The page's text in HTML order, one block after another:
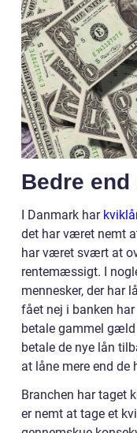
Bedre
I Danmark har
det har været nemt
har været svært at
rentemæssigt. I
mennesker, der har
fået nej i banken
betale gammel
betale de nye lån
at låne mere end de
Branchen har taget
er nemt at tage et